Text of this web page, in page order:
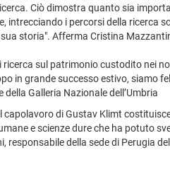
Ciò dimostra quanto sia
intrecciando i percorsi della ricerca
storia". Afferma Cristina
ricerca sul patrimonio custodito nei
in grande successo estivo, siamo
Galleria Nazionale dell’Umbria
capolavoro di Gustav Klimt
e scienze dure che ha potuto
della sede di Perugia